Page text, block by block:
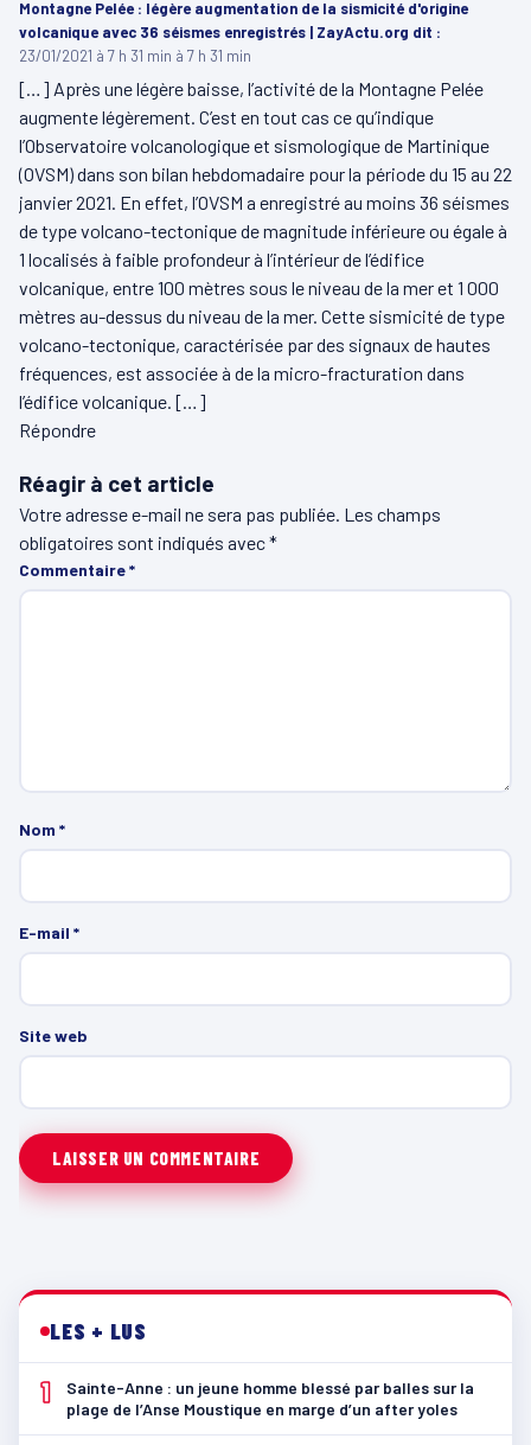
Montagne Pelée : légère augmentation de la sismicité d'origine
volcanique avec 36 séismes enregistrés | ZayActu.org dit :
23/01/2021 à 7 h 31 min à 7 h 31 min
[…] Après une légère baisse, l’activité de la Montagne Pelée
augmente légèrement. C’est en tout cas ce qu’indique
l’Observatoire volcanologique et sismologique de Martinique
(OVSM) dans son bilan hebdomadaire pour la période du 15 au 22
janvier 2021. En effet, l’OVSM a enregistré au moins 36 séismes
de type volcano-tectonique de magnitude inférieure ou égale à
1 localisés à faible profondeur à l’intérieur de l’édifice
volcanique, entre 100 mètres sous le niveau de la mer et 1 000
mètres au-dessus du niveau de la mer. Cette sismicité de type
volcano-tectonique, caractérisée par des signaux de hautes
fréquences, est associée à de la micro-fracturation dans
l’édifice volcanique. […]
Répondre
Réagir à cet article
Votre adresse e-mail ne sera pas publiée. Les champs
obligatoires sont indiqués avec*
Commentaire*
Nom *
E-mail *
Site web
LES + LUS
1
Sainte-Anne : un jeune homme blessé par balles sur la
plage de l’Anse Moustique en marge d’un after yoles